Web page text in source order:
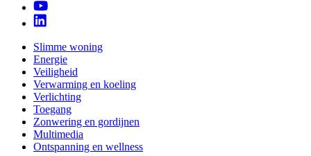
Slimme woning
Energie
Veiligheid
Verwarming en koeling
Verlichting
Toegang
Zonwering en gordijnen
Multimedia
Ontspanning en wellness